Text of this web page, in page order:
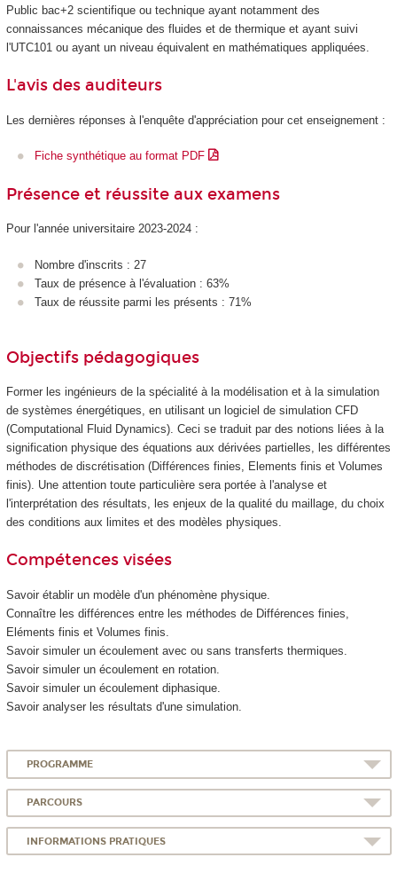
Public bac+2 scientifique ou technique ayant notamment des
connaissances mécanique des fluides et de thermique et ayant suivi
l'UTC101 ou ayant un niveau équivalent en mathématiques appliquées.
L'avis des auditeurs
Les dernières réponses à l'enquête d'appréciation pour cet enseignement :
Fiche synthétique au format PDF
Présence et réussite aux examens
Pour l'année universitaire 2023-2024 :
Nombre d'inscrits : 27
Taux de présence à l'évaluation : 63%
Taux de réussite parmi les présents : 71%
Objectifs pédagogiques
Former les ingénieurs de la spécialité à la modélisation et à la simulation
de systèmes énergétiques, en utilisant un logiciel de simulation CFD
(Computational Fluid Dynamics). Ceci se traduit par des notions liées à la
signification physique des équations aux dérivées partielles, les différentes
méthodes de discrétisation (Différences finies, Elements finis et Volumes
finis). Une attention toute particulière sera portée à l'analyse et
l'interprétation des résultats, les enjeux de la qualité du maillage, du choix
des conditions aux limites et des modèles physiques.
Compétences visées
Savoir établir un modèle d'un phénomène physique.
Connaître les différences entre les méthodes de Différences finies,
Eléments finis et Volumes finis.
Savoir simuler un écoulement avec ou sans transferts thermiques.
Savoir simuler un écoulement en rotation.
Savoir simuler un écoulement diphasique.
Savoir analyser les résultats d'une simulation.
PROGRAMME
PARCOURS
INFORMATIONS PRATIQUES